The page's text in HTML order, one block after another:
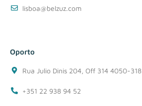
lisboa@belzuz.com
Oporto
Rua Julio Dinis 204, Off 314 4050-318
+351 22 938 94 52